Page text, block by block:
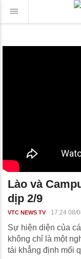
Lào và
dịp 2/9
VTC NEWS TV 17:24 08/
Sự hiện diện của
không chỉ là một
tái khẳng định mối